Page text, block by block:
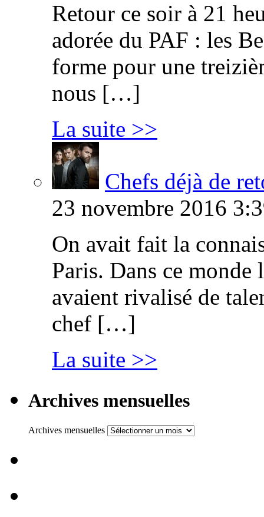
Retour ce soir à 21
adorée du PAF : les
forme pour une
nous […]
La suite >>
Chefs déjà de
23 novembre 2016
On avait fait la
Paris. Dans ce
avaient rivalisé de
chef […]
La suite >>
Archives mensuelles
Archives mensuelles